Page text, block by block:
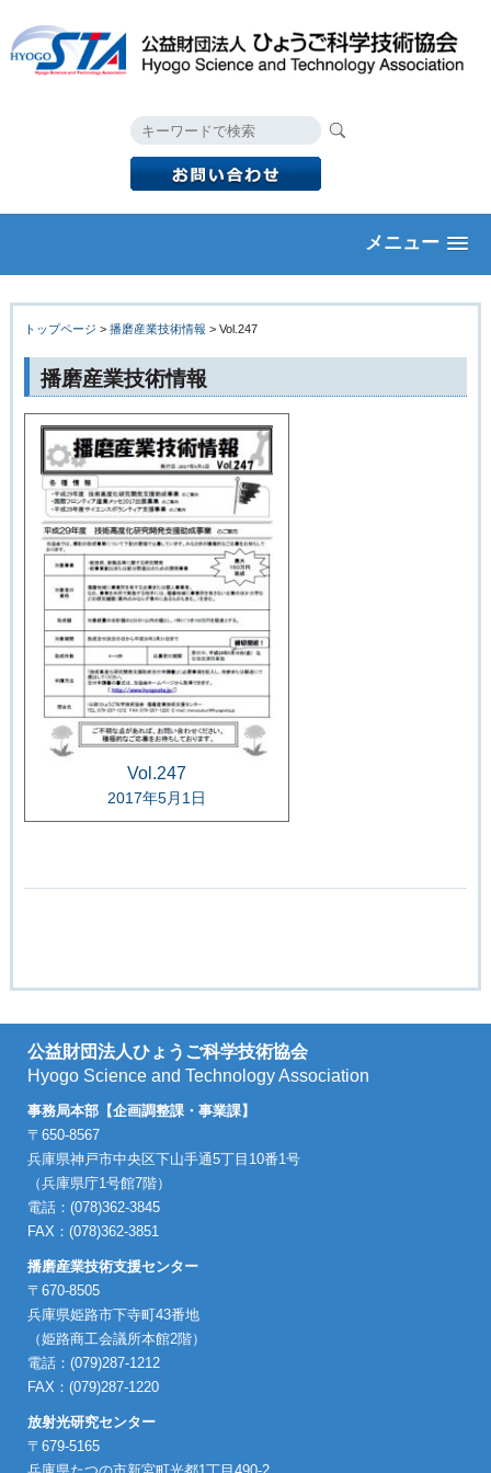
メニュー
トップページ > 播磨産業技術情報 > Vol.247
播磨産業技術情報
Vol.247
2017年5月1日
公益財団法人ひょうご科学技術協会
Hyogo Science and Technology Association
事務局本部【企画調整課・事業課】
〒650-8567
兵庫県神戸市中央区下山手通5丁目10番1号
（兵庫県庁1号館7階）
電話：(078)362-3845
FAX：(078)362-3851
播磨産業技術支援センター
〒670-8505
兵庫県姫路市下寺町43番地
（姫路商工会議所本館2階）
電話：(079)287-1212
FAX：(079)287-1220
放射光研究センター
〒679-5165